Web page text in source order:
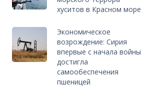
хуситов в Красном море
Экономическое
возрождение: Сирия
впервые с начала войны
достигла
самообеспечения
пшеницей